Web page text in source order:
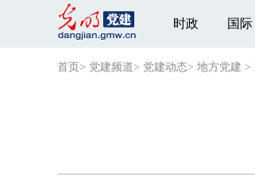
时政 国际
首页 > 党建频道> 党建动态> 地方党建 >